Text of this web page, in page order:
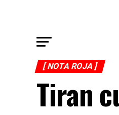
[ NOTA ROJA ]
Tiran